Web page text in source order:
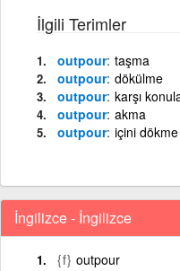
İlgili Terimler
outpour taşma
outpour dökülme
outpour karşı
outpour akma
outpour içini dökme
İngilizce - İngilizce
{f} outpour